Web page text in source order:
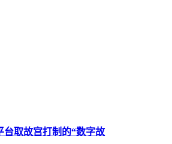
台取故宫打制的“数字故